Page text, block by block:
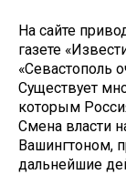
На сайте
газете
«Севастополь
Существует
которым
Смена власти
Вашингтоном,
дальнейшие